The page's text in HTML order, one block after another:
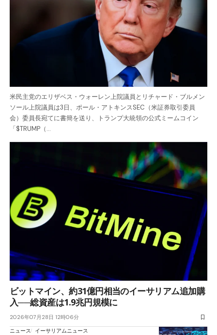
米民主党のエリザベス・ウォーレン上院議員とリチャード・ブルメン
ソール上院議員は3日、ポール・アトキンスSEC（米証券取引委員
会）委員長宛てに書簡を送り、トランプ大統領の公式ミームコイン
「$TRUMP（…
ビットマイン、約31億円相当のイーサリアム追加購
入──総資産は1.9兆円規模に
2026年07月28日 12時06分
ニュース
イーサリアムニュース